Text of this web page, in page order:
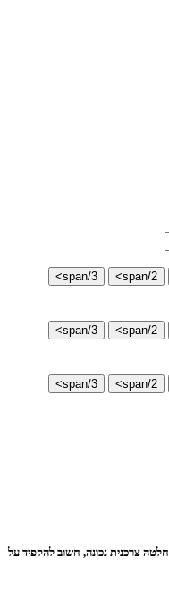
2/span>
3/span>
2/span>
3/span>
2/span>
3/span>
צרכנית נכונה, חשוב להקפיד על